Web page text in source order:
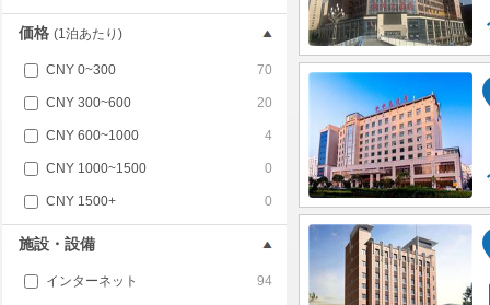
価格 (1泊あたり)
CNY 0~300 70
CNY 300~600 20
CNY 600~1000 4
CNY 1000~1500 0
CNY 1500+ 0
施設・設備
インターネット 94